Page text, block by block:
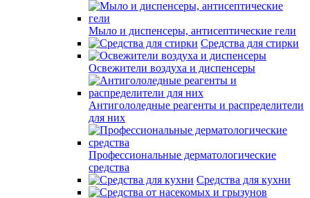
Мыло и диспенсеры, антисептические гели
Средства для стирки
Освежители воздуха и диспенсеры
Антигололедные реагенты и распределители
для них
Профессиональные дерматологические
средства
Средства для кухни